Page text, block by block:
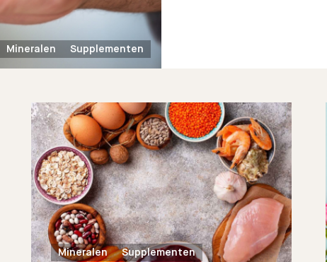
Mineralen Supplementen
Mineralen Supplementen